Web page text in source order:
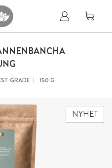
NYHET
GRADE 150 G